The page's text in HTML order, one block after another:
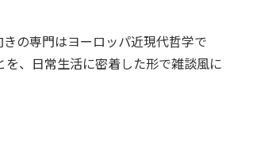
の専門はヨーロッパ近現代哲学で
、日常生活に密着した形で雑談風に